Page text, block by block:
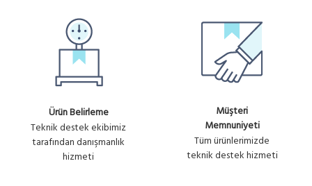
Ürün Belirleme
Teknik destek ekibimiz
tarafından danışmanlık
hizmeti
Müşteri
Memnuniyeti
Tüm ürünlerimizde
teknik destek hizmeti